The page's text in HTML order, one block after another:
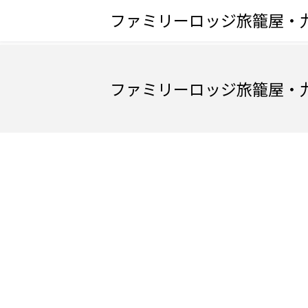
ファミリーロッジ旅籠屋・
ファミリーロッジ旅籠屋・